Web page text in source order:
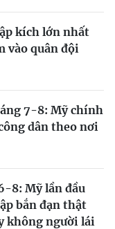
kích lớn nhất
vào quân đội
7-8: Mỹ chính
dân theo nơi
8: Mỹ lần đầu
bắn đạn thật
không người lái